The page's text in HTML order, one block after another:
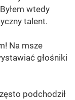
wtedy
talent.
Na msze
głośniki
podchodził